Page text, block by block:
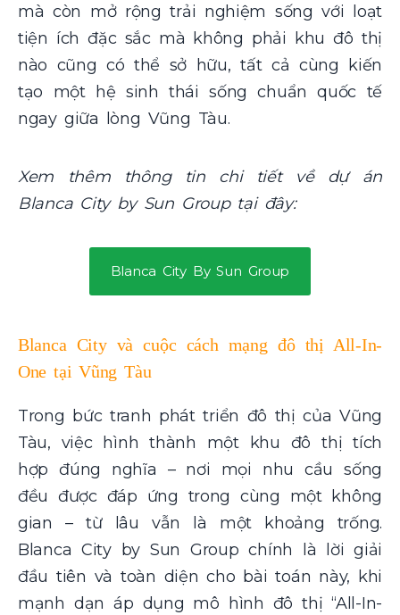
mà còn mở rộng trải nghiệm sống với loạt
tiện ích đặc sắc mà không phải khu đô thị
nào cũng có thể sở hữu, tất cả cùng kiến
tạo một hệ sinh thái sống chuẩn quốc tế
ngay giữa lòng Vũng Tàu.
Xem thêm thông tin chi tiết về dự án
Blanca City by Sun Group tại đây:
Blanca City By Sun Group
Blanca City và cuộc cách mạng đô thị All-In-
One tại Vũng Tàu
Trong bức tranh phát triển đô thị của Vũng
Tàu, việc hình thành một khu đô thị tích
hợp đúng nghĩa – nơi mọi nhu cầu sống
đều được đáp ứng trong cùng một không
gian – từ lâu vẫn là một khoảng trống.
Blanca City by Sun Group chính là lời giải
đầu tiên và toàn diện cho bài toán này, khi
mạnh dạn áp dụng mô hình đô thị “All-In-